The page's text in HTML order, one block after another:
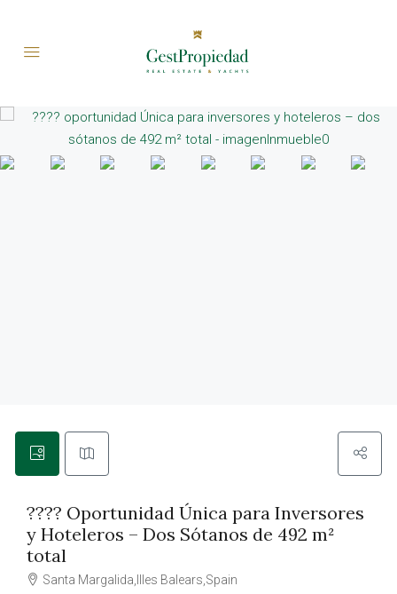
????️ Oportunidad Única para Inversores
y Hoteleros – Dos Sótanos de 492 m²
total
Santa Margalida,Illes Balears,Spain